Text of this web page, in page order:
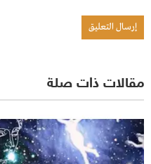
مقالات ذات صلة